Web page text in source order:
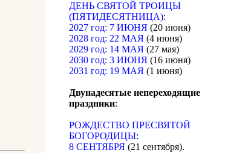
ДЕНЬ СВЯТОЙ ТРОИЦЫ
(ПЯТИДЕСЯТНИЦА):
2027 год: 7 ИЮНЯ (20 июня)
2028 год: 22 МАЯ (4 июня)
2029 год: 14 МАЯ (27 мая)
2030 год: 3 ИЮНЯ (16 июня)
2031 год: 19 МАЯ (1 июня)
Двунадесятые непереходящие
праздники:
РОЖДЕСТВО ПРЕСВЯТОЙ
БОГОРОДИЦЫ:
8 СЕНТЯБРЯ (21 сентября).